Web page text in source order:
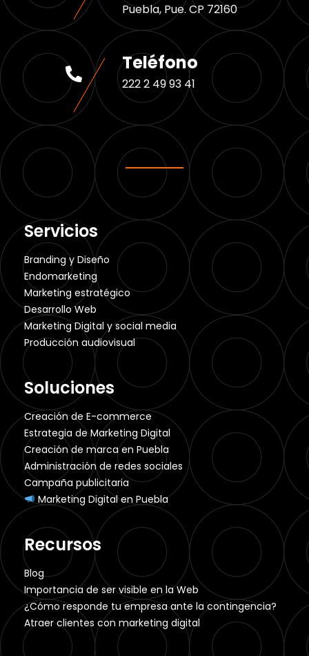
Puebla, Pue. CP 72160
Teléfono
222 2 49 93 41
Servicios
Branding y Diseño
Endomarketing
Marketing estratégico
Desarrollo Web
Marketing Digital y social media
Producción audiovisual
Soluciones
Creación de E-commerce
Estrategia de Marketing Digital
Creación de marca en Puebla
Administración de redes sociales
Campaña publicitaria
Marketing Digital en Puebla
Recursos
Blog
Importancia de ser visible en la Web
¿Cómo responde tu empresa ante la contingencia?
Atraer clientes con marketing digital